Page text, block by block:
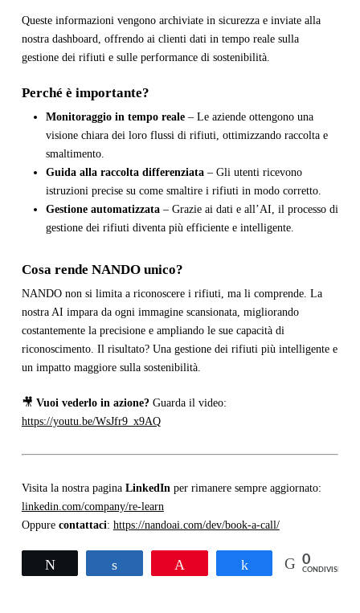
Queste informazioni vengono archiviate in sicurezza e inviate alla
nostra dashboard, offrendo ai clienti dati in tempo reale sulla
gestione dei rifiuti e sulle performance di sostenibilità.
Perché è importante?
Monitoraggio in tempo reale– Le aziende ottengono una
visione chiara dei loro flussi di rifiuti, ottimizzando raccolta e
smaltimento.
Guida alla raccolta differenziata– Gli utenti ricevono
istruzioni precise su come smaltire i rifiuti in modo corretto.
Gestione automatizzata– Grazie ai dati e all’AI, il processo di
gestione dei rifiuti diventa più efficiente e intelligente.
Cosa rende NANDO unico?
NANDO non si limita a riconoscere i rifiuti, ma li comprende. La
nostra AI impara da ogni immagine scansionata, migliorando
costantemente la precisione e ampliando le sue capacità di
riconoscimento. Il risultato? Una gestione dei rifiuti più intelligente e
un impatto maggiore sulla sostenibilità.
🎥 Vuoi vederlo in azione?Guarda il video:
https://youtu.be/WsJfr9_x9AQ
Visita la nostra pagina LinkedIn per rimanere sempre aggiornato:
linkedin.com/company/re-learn
Oppure contattaci: https://nandoai.com/dev/book-a-call/
Condividi Condividi0
CONDIVISIONI